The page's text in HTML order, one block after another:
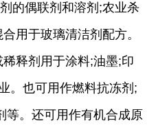
的偶联剂和溶剂 ;农业杀
用于玻璃清洁剂配方。
稀释剂用于涂料;油墨;印
。也可用作燃料抗冻剂 ;
等。还可用作有机合成原